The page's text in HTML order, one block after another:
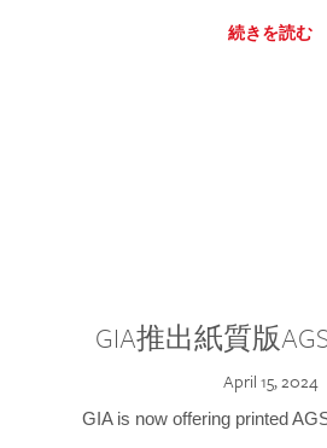
続きを読む
GIA推出紙質版
April 15, 2024
GIA is now offering printed